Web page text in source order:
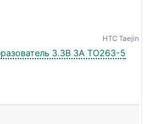
HTC Taejin
3.3В 3A TO263-5